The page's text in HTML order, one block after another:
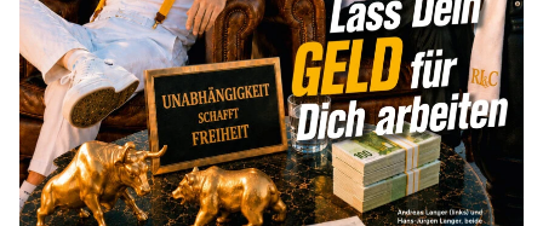
WEITERE ARTIKEL
zurückweiter
Bitcoin im Wartemodus: Fed und CLARITY
Act geben die Richtung vor
mehr